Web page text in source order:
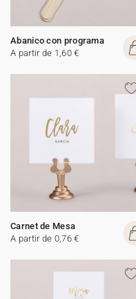
Abanico con programa
A partir de 1,60 €
Carnet de Mesa
A partir de 0,76 €